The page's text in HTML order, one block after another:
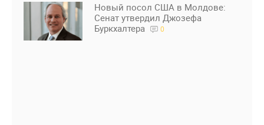
Новый посол США в Молдове:
Сенат утвердил Джозефа
Буркхалтера
0